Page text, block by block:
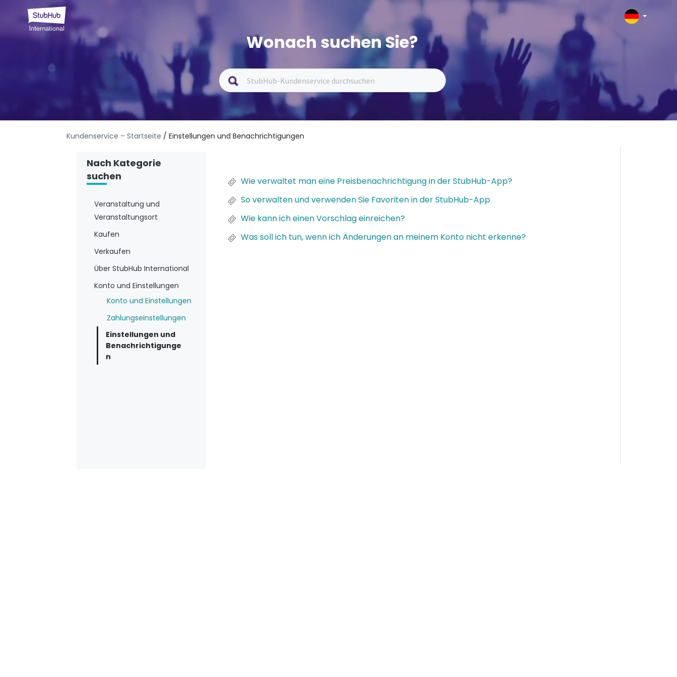
Wonach suchen Sie?
Kundenservice – Startseite / Einstellungen und Benachrichtigungen
Nach Kategorie
suchen
Veranstaltung und
Veranstaltungsort
Kaufen
Verkaufen
Über StubHub International
Konto und Einstellungen
Konto und Einstellungen
Zahlungseinstellungen
Einstellungen und
Benachrichtigunge
n
Wie verwaltet man eine Preisbenachrichtigung in der StubHub-App?
So verwalten und verwenden Sie Favoriten in der StubHub-App
Wie kann ich einen Vorschlag einreichen?
Was soll ich tun, wenn ich Änderungen an meinem Konto nicht erkenne?